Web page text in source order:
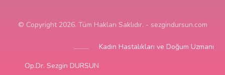
© Copyright 2026. Tüm Hakları Saklıdır. - sezgindursun.com
Kadın Hastalıkları ve Doğum Uzmanı
Op.Dr. Sezgin DURSUN